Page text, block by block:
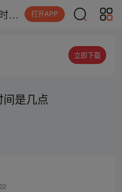
腾讯武动乾坤更新时间是几点 打开APP
立即下载
是几点